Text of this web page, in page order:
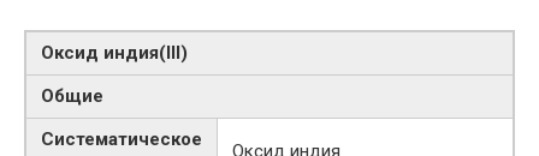
Оксид индия​(III)​
Общие
Систематическое
Оксид индия